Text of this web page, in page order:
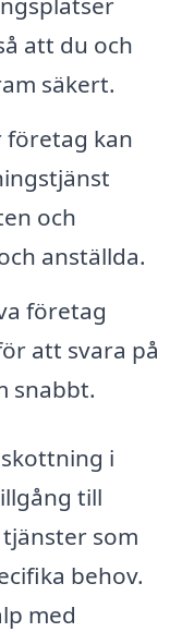
att du och
säkert.
företag kan
och
anställda.
företag
att svara på
snabbt.
i
till
som
behov.
med